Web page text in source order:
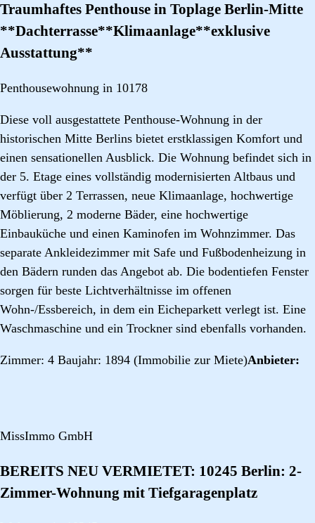
Traumhaftes Penthouse in Toplage Berlin-Mitte
**Dachterrasse**Klimaanlage**exklusive
Ausstattung**
Penthousewohnung in 10178
Diese voll ausgestattete Penthouse-Wohnung in der
historischen Mitte Berlins bietet erstklassigen Komfort und
einen sensationellen Ausblick. Die Wohnung befindet sich in
der 5. Etage eines vollständig modernisierten Altbaus und
verfügt über 2 Terrassen, neue Klimaanlage, hochwertige
Möblierung, 2 moderne Bäder, eine hochwertige
Einbauküche und einen Kaminofen im Wohnzimmer. Das
separate Ankleidezimmer mit Safe und Fußbodenheizung in
den Bädern runden das Angebot ab. Die bodentiefen Fenster
sorgen für beste Lichtverhältnisse im offenen
Wohn-/Essbereich, in dem ein Eicheparkett verlegt ist. Eine
Waschmaschine und ein Trockner sind ebenfalls vorhanden.
Zimmer: 4 Baujahr: 1894 (Immobilie zur Miete)Anbieter:
MissImmo GmbH
BEREITS NEU VERMIETET: 10245 Berlin: 2-
Zimmer-Wohnung mit Tiefgaragenplatz